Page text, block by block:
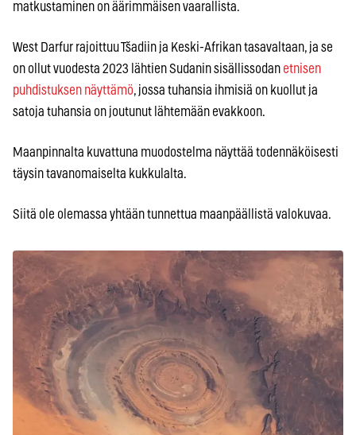
matkustaminen on äärimmäisen vaarallista.
West Darfur rajoittuu Tšadiin ja Keski-Afrikan tasavaltaan, ja se
on ollut vuodesta 2023 lähtien Sudanin sisällissodan etnisen
puhdistuksen näyttämö, jossa tuhansia ihmisiä on kuollut ja
satoja tuhansia on joutunut lähtemään evakkoon.
Maanpinnalta kuvattuna muodostelma näyttää todennäköisesti
täysin tavanomaiselta kukkulalta.
Siitä ole olemassa yhtään tunnettua maanpäällistä valokuvaa.